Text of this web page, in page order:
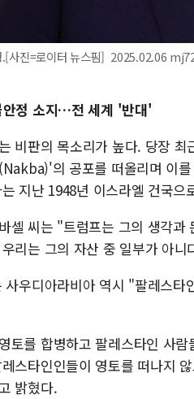
.[사진=로이터 뉴스핌] 2025.02.06
정 소지…전 세계 '반대'
비판의 목소리가 높다. 당장
의 공포를 떠올리며 이
지난 1948년 이스라엘 건국
셀 씨는 "트럼프는 그의 생각
리는 그의 자산 중 일부가 아니
우디아라비아 역시 "팔레스타
토를 합병하고 팔레스타인 사
스타인인들이 영토를 떠나지
밝혔다.